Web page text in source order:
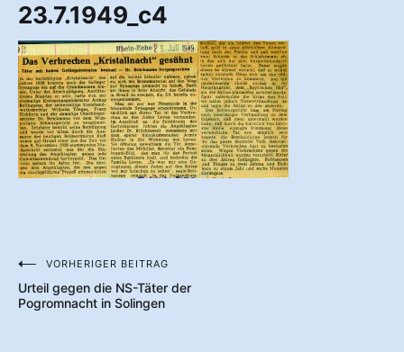
23.7.1949_c4
Beitragsnavigation
VORHERIGER BEITRAG
Urteil gegen die NS-Täter der
Pogromnacht in Solingen